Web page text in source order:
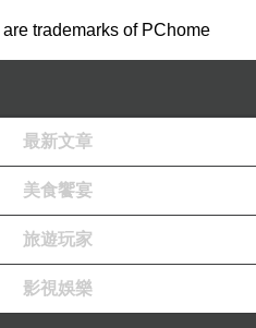
灣製男女適用機能無痕
組-@E@
風椅凳 法國工業風 水
椅 做舊椅凳 木板椅凳
色2.7尺長櫃(無石面)
主板 ASUS ATX
Motherboards Z97-A-
trademarks of PChome
最新文章
美食饗宴
旅遊玩家
影視娛樂